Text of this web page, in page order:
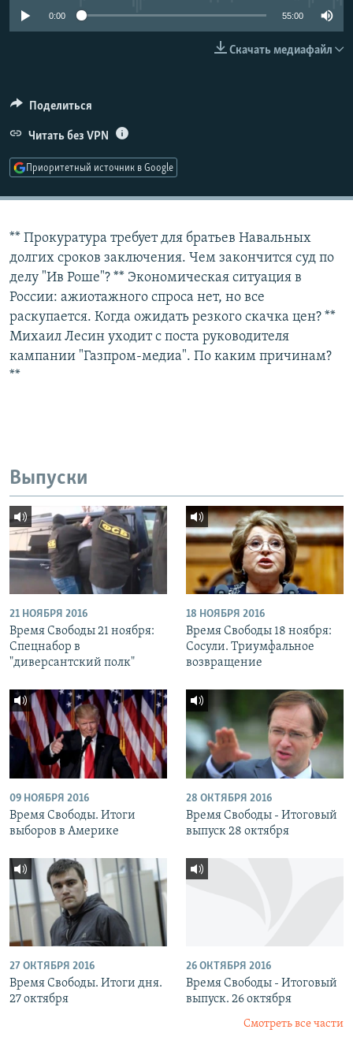
РАСПИСАНИЕ ВЕЩАНИЯ
0:00 55:00
Скачать медиафайл
Поделиться
Читать без VPN
Приоритетный источник в Google
** Прокуратура требует для братьев Навальных
долгих сроков заключения. Чем закончится суд по
делу "Ив Роше"? ** Экономическая ситуация в
России: ажиотажного спроса нет, но все
раскупается. Когда ожидать резкого скачка цен? **
Михаил Лесин уходит с поста руководителя
кампании "Газпром-медиа". По каким причинам?
**
Выпуски
21 НОЯБРЯ 2016
Время Свободы 21 ноября:
Спецнабор в
"диверсантский полк"
18 НОЯБРЯ 2016
Время Свободы 18 ноября:
Сосули. Триумфальное
возвращение
09 НОЯБРЯ 2016
Время Свободы. Итоги
выборов в Америке
28 ОКТЯБРЯ 2016
Время Свободы - Итоговый
выпуск 28 октября
27 ОКТЯБРЯ 2016
Время Свободы. Итоги дня.
27 октября
26 ОКТЯБРЯ 2016
Время Свободы - Итоговый
выпуск. 26 октября
Смотреть все части